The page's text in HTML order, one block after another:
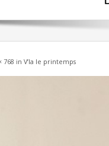
768 in V’la le printemps